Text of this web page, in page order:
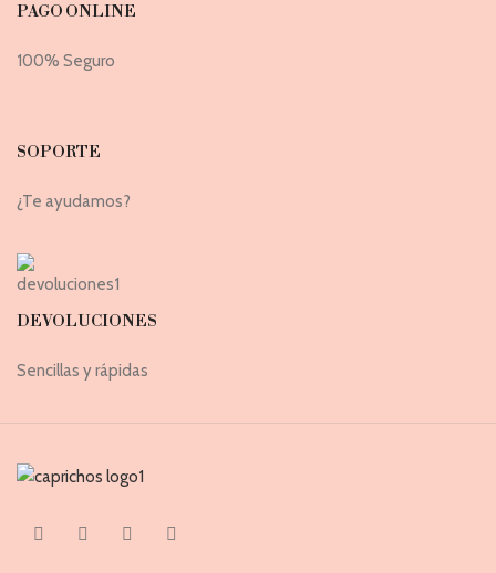
PAGO ONLINE
100% Seguro
SOPORTE
¿Te ayudamos?
DEVOLUCIONES
Sencillas y rápidas